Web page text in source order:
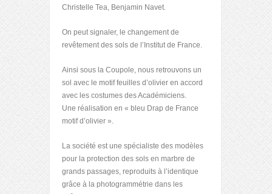
Christelle Tea, Benjamin Navet.
On peut signaler, le changement de
revêtement des sols de l’Institut de France.
Ainsi sous la Coupole, nous retrouvons un
sol avec le motif feuilles d’olivier en accord
avec les costumes des Académiciens.
Une réalisation en « bleu Drap de France
motif d’olivier ».
La société est une spécialiste des modèles
pour la protection des sols en marbre de
grands passages, reproduits à l’identique
grâce à la photogrammétrie dans les